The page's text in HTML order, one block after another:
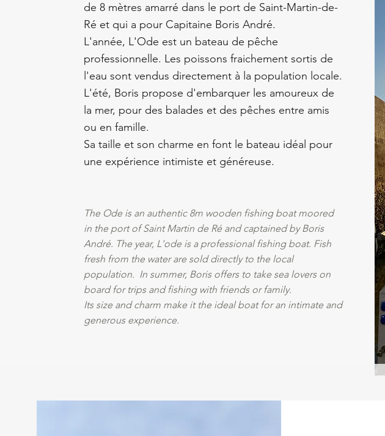
de 8 mètres amarré dans le port de Saint-Martin-de-
Ré et qui a pour Capitaine Boris André.
L'année, L'Ode est un bateau de pêche
professionnelle. Les poissons fraichement sortis de
l'eau sont vendus directement à la population locale.
L'été, Boris propose d'embarquer les amoureux de
la mer, pour des balades et des pêches entre amis
ou en famille.
Sa taille et son charme en font le bateau idéal pour
une expérience intimiste et généreuse.
The Ode is an authentic 8m wooden fishing boat moored
in the port of Saint Martin de Ré and captained by Boris
André. The year, L'ode is a professional fishing boat. Fish
fresh from the water are sold directly to the local
population. In summer, Boris offers to take sea lovers on
board for trips and fishing with friends or family.
Its size and charm make it the ideal boat for an intimate and
generous experience.